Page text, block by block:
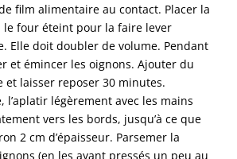
film alimentaire au contact. Placer la
le four éteint pour la faire lever
Elle doit doubler de volume. Pendant
et émincer les oignons. Ajouter du
et laisser reposer 30 minutes.
l’aplatir légèrement avec les mains
vers les bords, jusqu’à ce que
2 cm d’épaisseur. Parsemer la
(en les ayant pressés un peu au